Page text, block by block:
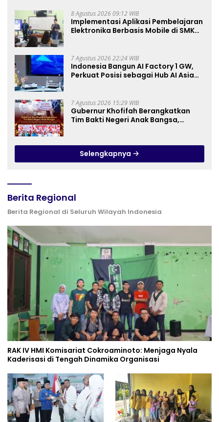
8 Agustus 2026 09:12 WIB
Implementasi Aplikasi Pembelajaran
Elektronika Berbasis Mobile di SMK
Pembelajaran
7 Agustus 2026 22:24 WIB
Indonesia Bangun AI Factory 1 GW,
Perkuat Posisi sebagai Hub AI Asia
7 Agustus 2026 15:29 WIB
Gubernur Khofifah Berangkatkan
Tim Bakti Negeri Anak Bangsa,
Kemerdekaan
Selengkapnya
Berita Regional
Berita Regional di Seluruh Wilayah Indonesia
RAK IV HMI Komisariat Cokroaminoto: Menjaga Nyala
Kaderisasi di Tengah Dinamika Organisasi